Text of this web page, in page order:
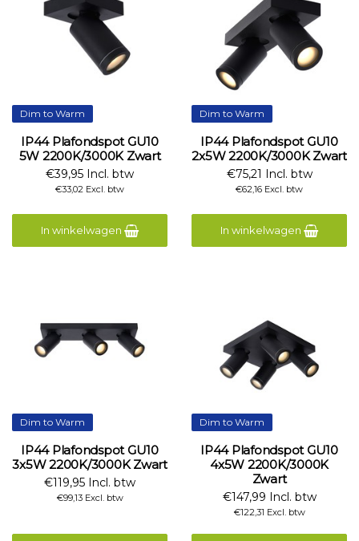
Dim to Warm
IP44 Plafondspot GU10
5W 2200K/3000K Zwart
€39,95 Incl. btw
€33,02 Excl. btw
In winkelwagen
Dim to Warm
IP44 Plafondspot GU10
2x5W 2200K/3000K Zwart
€75,21 Incl. btw
€62,16 Excl. btw
In winkelwagen
Dim to Warm
IP44 Plafondspot GU10
3x5W 2200K/3000K Zwart
€119,95 Incl. btw
€99,13 Excl. btw
Dim to Warm
IP44 Plafondspot GU10
4x5W 2200K/3000K
Zwart
€147,99 Incl. btw
€122,31 Excl. btw